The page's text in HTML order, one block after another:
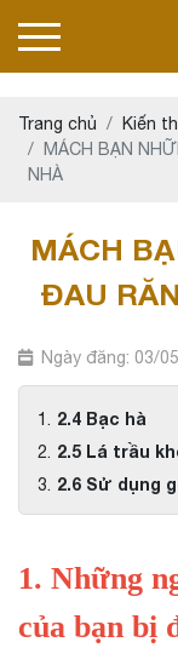
Trang chủ
Kiến
MÁCH BẠN
NHÀ
MÁCH
ĐAU
Ngày đăng: 03/
2.4 Bạc hà
2.5 Lá trầu
2.6 Sử dụng
1. Những
của bạn bị